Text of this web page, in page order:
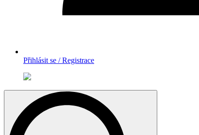
Přihlásit se / Registrace